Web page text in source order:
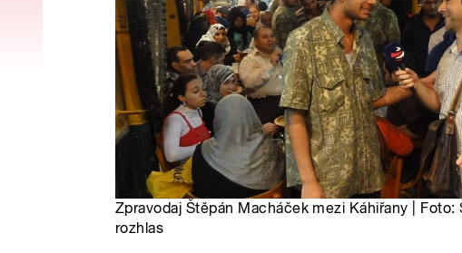
Zpravodaj Štěpán Macháček mezi Káhiřany | Foto:
rozhlas